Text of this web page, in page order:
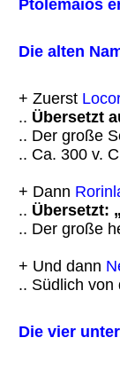
Ptolemaios
Die alten
+ Zuerst
.. Übersetzt
.. Der große
.. Ca. 300 v.
+ Dann
.. Übersetzt:
.. Der große
+ Und dann
.. Südlich von
Die vier